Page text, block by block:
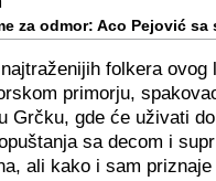
za odmor: Aco Pejović
folkera
primorju,
Grčku, gde će uživati
sa decom i
ali kako i sam